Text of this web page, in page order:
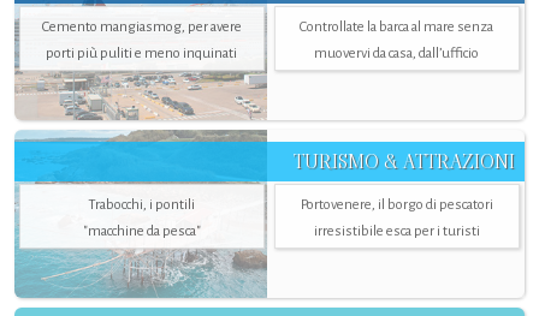
Cemento mangiasmog, per avere
porti più puliti e meno inquinati
Controllate la barca al mare senza
muovervi da casa, dall’ufficio
TURISMO & ATTRAZIONI
Trabocchi, i pontili
"macchine da pesca"
Portovenere, il borgo di pescatori
irresistibile esca per i turisti